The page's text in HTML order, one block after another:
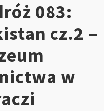
083:
cz.2 –
w